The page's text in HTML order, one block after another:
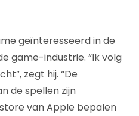
geïnteresseerd in de
game-industrie. “Ik volg
zegt hij. “De
de spellen zijn
van Apple bepalen